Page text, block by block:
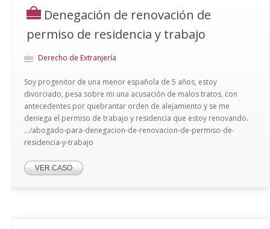
Denegación de renovación de
permiso de residencia y trabajo
Derecho de Extranjería
Soy progenitor de una menor española de 5 años, estoy
divorciado, pesa sobre mi una acusación de malos tratos, con
antecedentes por quebrantar orden de alejamiento y se me
deniega el permiso de trabajo y residencia que estoy renovando.
.../abogado-para-denegacion-de-renovacion-de-permiso-de-
residencia-y-trabajo
VER CASO